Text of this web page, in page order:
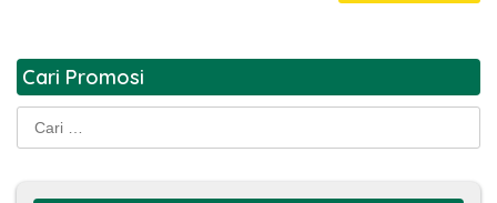
Cari Promosi
Cari
untuk: